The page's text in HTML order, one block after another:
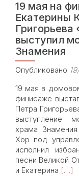
19 мая на
Екатерины
выступил
Знамения
Опубликовано
19 мая в
финисаже
Петра
выступление
храма
Хор под
исполнил
песни Великой
и Екатерина Read
[…]